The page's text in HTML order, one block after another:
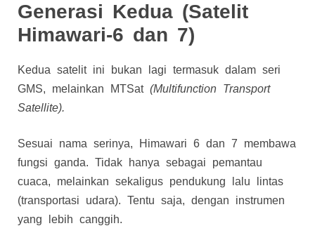
Generasi Kedua (Satelit
Himawari-6 dan 7)
Kedua satelit ini bukan lagi termasuk dalam seri
GMS, melainkan MTSat (Multifunction Transport
Satellite).
Sesuai nama serinya, Himawari 6 dan 7 membawa
fungsi ganda. Tidak hanya sebagai pemantau
cuaca, melainkan sekaligus pendukung lalu lintas
(transportasi udara). Tentu saja, dengan instrumen
yang lebih canggih.